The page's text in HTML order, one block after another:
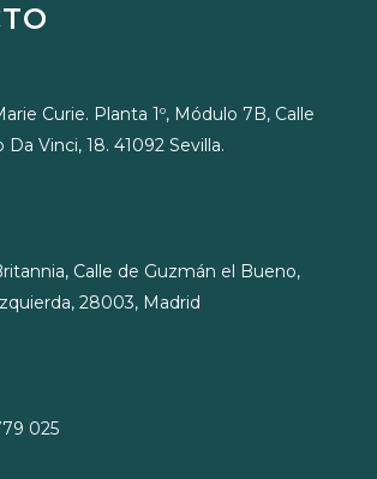
Curie. Planta 1º, Módulo 7B, Calle
Da Vinci, 18. 41092 Sevilla.
Calle de Guzmán el Bueno,
28003, Madrid
025